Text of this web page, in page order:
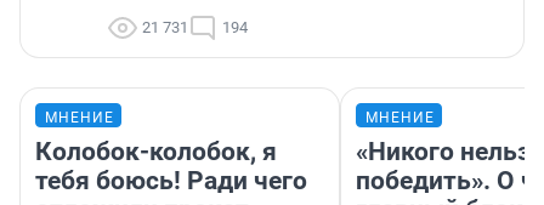
21 731 194
МНЕНИЕ
Колобок-колобок, я
тебя боюсь! Ради чего
МНЕНИЕ
«Никого нельзя
победить». О